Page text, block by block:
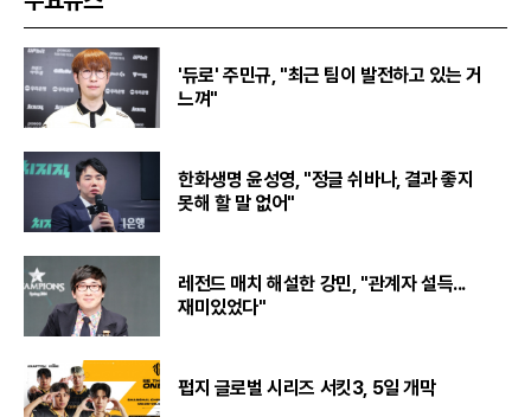
'듀로' 주민규, "최근 팀이 발전하고 있는 거
느껴"
한화생명 윤성영, "정글 쉬바나, 결과 좋지
못해 할 말 없어"
레전드 매치 해설한 강민, "관계자 설득...
재미있었다"
펍지 글로벌 시리즈 서킷3, 5일 개막